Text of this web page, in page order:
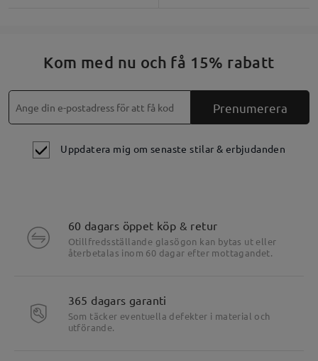
Kom med nu och få 15% rabatt
Prenumerera
Uppdatera mig om senaste stilar & erbjudanden
60 dagars öppet köp & retur
Otillfredsställande glasögon kan bytas ut eller
återbetalas inom 60 dagar efter mottagandet.
365 dagars garanti
Som täcker eventuella defekter i material och
utförande.